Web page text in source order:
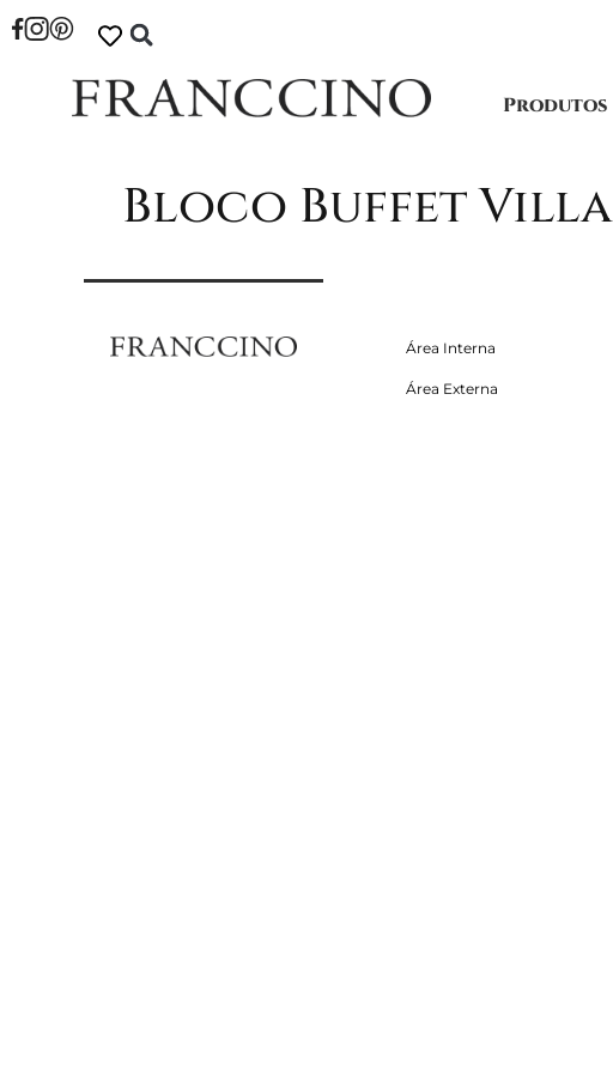
Produtos
Bloco Buffet Villa
Área Interna
Área Externa